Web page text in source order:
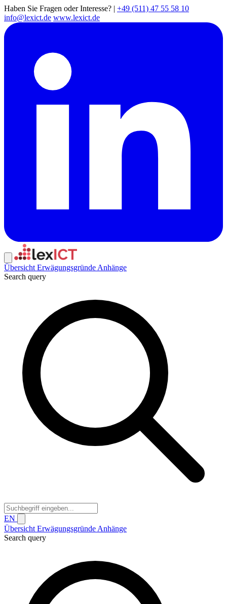
Haben Sie Fragen oder Interesse? | +49 (511) 47 55 58 10
info@lexict.de www.lexict.de
Übersicht Erwägungsgründe Anhänge
Search query
EN
Übersicht Erwägungsgründe Anhänge
Search query